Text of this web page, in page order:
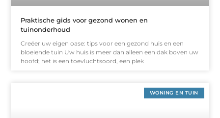
Praktische gids voor gezond wonen en
tuinonderhoud
Creëer uw eigen oase: tips voor een gezond huis en een
bloeiende tuin Uw huis is meer dan alleen een dak boven uw
hoofd; het is een toevluchtsoord, een plek
WONING EN TUIN